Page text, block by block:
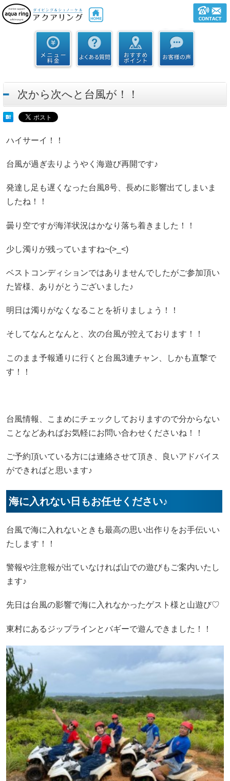
次から次へと台風が！！
ハイサーイ！！
台風が過ぎ去りようやく海遊び再開です♪
発達し足も遅くなった台風8号、長めに影響出てしまいま
したね！！
曇り空ですが海洋状況はかなり落ち着きました！！
少し濁りが残っていますね~(>_<)
ベストコンディションではありませんでしたがご参加頂い
た皆様、ありがとうございました♪
明日は濁りがなくなることを祈りましょう！！
そしてなんとなんと、次の台風が控えております！！
このまま予報通りに行くと台風3連チャン、しかも直撃で
す！！
台風情報、こまめにチェックしておりますので分からない
ことなどあればお気軽にお問い合わせくださいね！！
ご予約頂いている方には連絡させて頂き、良いアドバイス
ができればと思います♪
海に入れない日もお任せください♪
台風で海に入れないときも最高の思い出作りをお手伝いい
たします！！
警報や注意報が出ていなければ山での遊びもご案内いたし
ます♪
先日は台風の影響で海に入れなかったゲスト様と山遊び♡
東村にあるジップラインとバギーで遊んできました！！